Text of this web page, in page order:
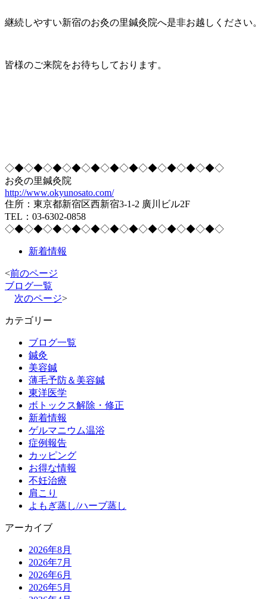
継続しやすい新宿のお灸の里鍼灸院へ是非お越しください。
皆様のご来院をお待ちしております。
◇◆◇◆◇◆◇◆◇◆◇◆◇◆◇◆◇◆◇◆◇◆◇
お灸の里鍼灸院
http://www.okyunosato.com/
住所：東京都新宿区西新宿3-1-2 廣川ビル2F
TEL：03-6302-0858
◇◆◇◆◇◆◇◆◇◆◇◆◇◆◇◆◇◆◇◆◇◆◇
新着情報
<前のページ
ブログ一覧
次のページ>
カテゴリー
ブログ一覧
鍼灸
美容鍼
薄毛予防＆美容鍼
東洋医学
ボトックス解除・修正
新着情報
ゲルマニウム温浴
症例報告
カッピング
お得な情報
不妊治療
肩こり
よもぎ蒸し/ハーブ蒸し
アーカイブ
2026年8月
2026年7月
2026年6月
2026年5月